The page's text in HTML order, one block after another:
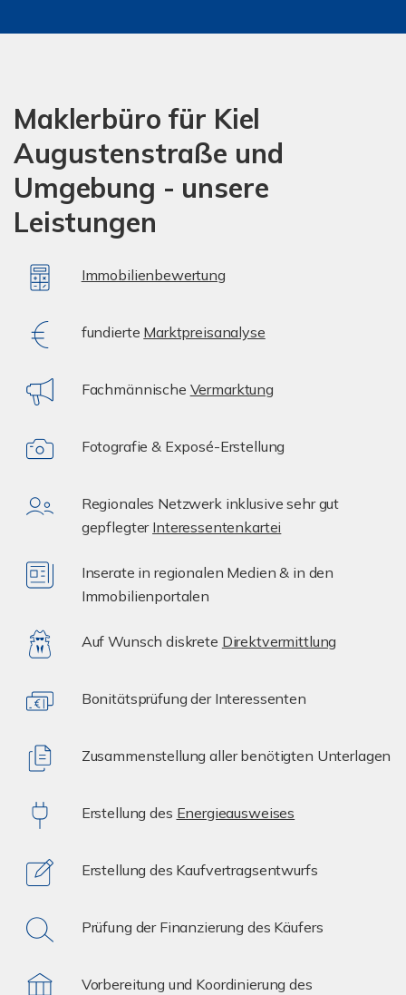
Maklerbüro für Kiel
Augustenstraße und
Umgebung - unsere
Leistungen
Immobilienbewertung
fundierte Marktpreisanalyse
Fachmännische Vermarktung
Fotografie & Exposé-Erstellung
Regionales Netzwerk inklusive sehr gut
gepflegter Interessentenkartei
Inserate in regionalen Medien & in den
Immobilienportalen
Auf Wunsch diskrete Direktvermittlung
Bonitätsprüfung der Interessenten
Zusammenstellung aller benötigten Unterlagen
Erstellung des Energieausweises
Erstellung des Kaufvertragsentwurfs
Prüfung der Finanzierung des Käufers
Vorbereitung und Koordinierung des